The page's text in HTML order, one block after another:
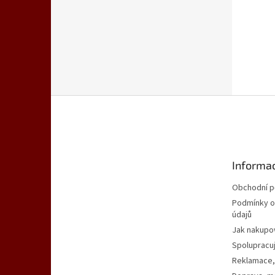
Obchodní
Podmínky
údajů
Jak